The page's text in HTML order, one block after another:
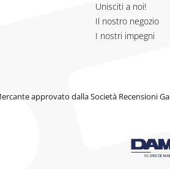
Unisciti a noi!
Il nostro negozio
I nostri impegni
approvato dalla Società Recensioni